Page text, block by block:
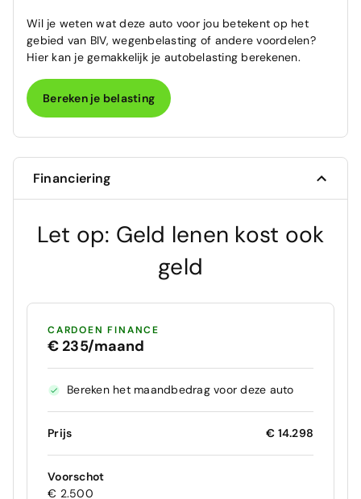
Wil je weten wat deze auto voor jou betekent op het
gebied van BIV, wegenbelasting of andere voordelen?
Hier kan je gemakkelijk je autobelasting berekenen.
Bereken je belasting
Financiering
Let op: Geld lenen kost ook
geld
CARDOEN FINANCE
€ 235/maand
Bereken het maandbedrag voor deze auto
Prijs € 14.298
Voorschot
€ 2.500